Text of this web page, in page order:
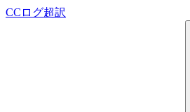
CCログ超訳